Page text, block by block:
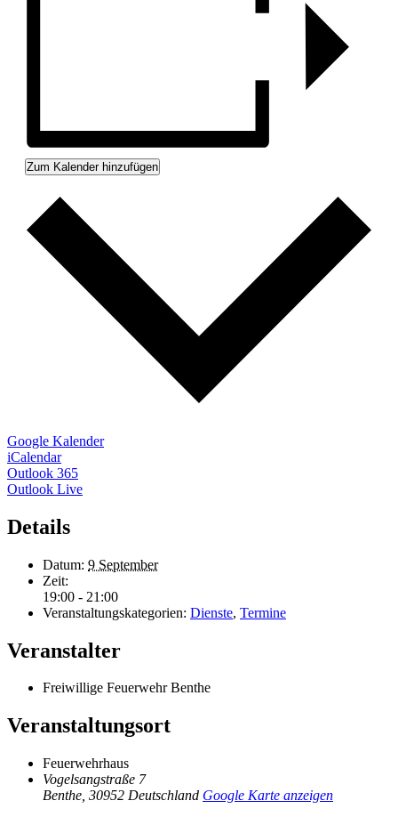
Zum Kalender hinzufügen
Google Kalender
iCalendar
Outlook 365
Outlook Live
Details
Datum: 9 September
Zeit:
19:00 - 21:00
Veranstaltungskategorien: Dienste, Termine
Veranstalter
Freiwillige Feuerwehr Benthe
Veranstaltungsort
Feuerwehrhaus
Vogelsangstraße 7
Benthe 30952 Deutschland Google Karte anzeigen